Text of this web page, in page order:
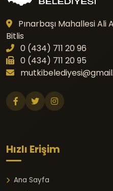
Pınarbaşı Mahallesi Ali
Bitlis
0 (434) 711 20 96
0 (434) 711 20 95
Hızlı Erişim
Ana Sayfa